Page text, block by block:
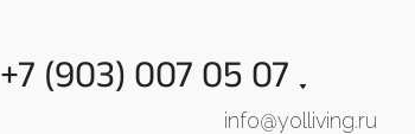
+7 (903) 007 05 07
info@yolliving.ru